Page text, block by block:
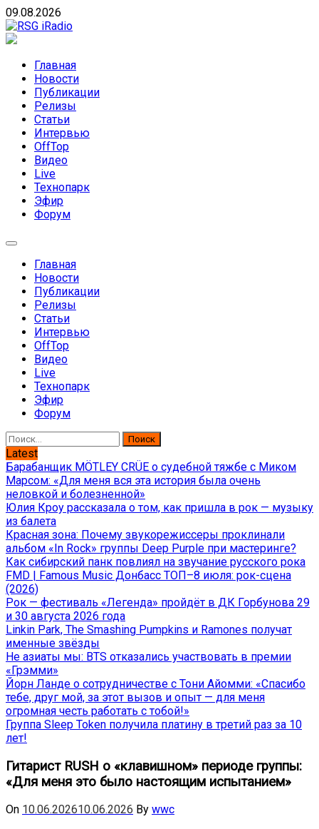
Skip
to
content
09.08.2026
направлений без возрастных ограничений
Главная
Новости
Публикации
Релизы
Статьи
Интервью
OffTop
Видео
Live
Технопарк
Эфир
Форум
Главная
Новости
Публикации
Релизы
Статьи
Интервью
OffTop
Видео
Live
Технопарк
Эфир
Форум
Найти:
Latest
Барабанщик MÖTLEY CRÜE о судебной тяжбе с Миком
Марсом: «Для меня вся эта история была очень
неловкой и болезненной»
Юлия Кроу рассказала о том, как пришла в рок — музыку
из балета
Красная зона: Почему звукорежиссеры проклинали
альбом «In Rock» группы Deep Purple при мастеринге?
Как сибирский панк повлиял на звучание русского рока
FMD | Famous Music Донбасс ТОП–8 июля: рок-сцена
(2026)
Рок — фестиваль «Легенда» пройдёт в ДК Горбунова 29
и 30 августа 2026 года
Linkin Park, The Smashing Pumpkins и Ramones получат
именные звёзды
Не азиаты мы: BTS отказались участвовать в премии
«Грэмми»
Йорн Ланде о сотрудничестве с Тони Айомми: «Спасибо
тебе, друг мой, за этот вызов и опыт — для меня
огромная честь работать с тобой!»
Группа Sleep Token получила платину в третий раз за 10
лет!
Гитарист RUSH о «клавишном» периоде группы:
«Для меня это было настоящим испытанием»
On 10.06.202610.06.2026 By wwc